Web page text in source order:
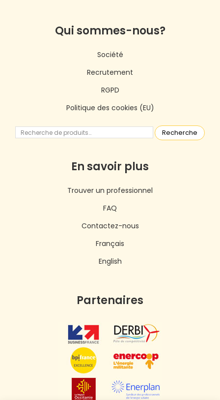
Qui sommes-nous?
Société
Recrutement
RGPD
Politique des cookies (EU)
Recherche
En savoir plus
Trouver un professionnel
FAQ
Contactez-nous
Français
English
Partenaires